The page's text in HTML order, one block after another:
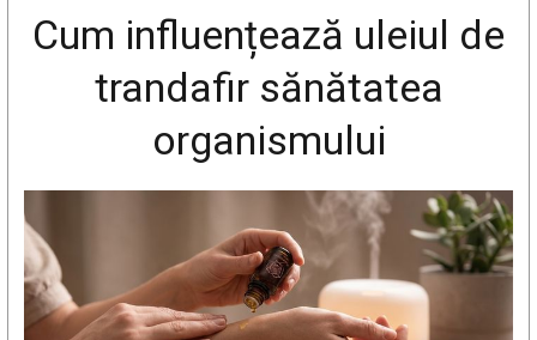
Cum influențează uleiul de
trandafir sănătatea
organismului